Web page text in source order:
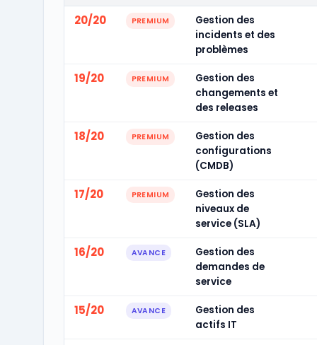
20/20 PREMIUM
Gestion des
incidents et des
problèmes
19/20 PREMIUM
Gestion des
changements et
des releases
18/20 PREMIUM
Gestion des
configurations
(CMDB)
17/20 PREMIUM
Gestion des
niveaux de
service (SLA)
16/20 AVANCE
Gestion des
demandes de
service
15/20 AVANCE
Gestion des
actifs IT